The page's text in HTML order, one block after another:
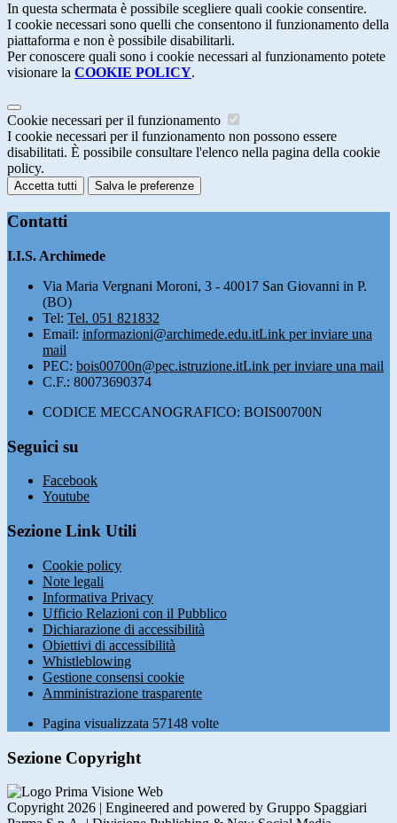
In questa schermata è possibile scegliere quali cookie consentire.
I cookie necessari sono quelli che consentono il funzionamento della
piattaforma e non è possibile disabilitarli.
Per conoscere quali sono i cookie necessari al funzionamento potete
visionare la COOKIE POLICY.
Cookie necessari per il funzionamento
I cookie necessari per il funzionamento non possono essere
disabilitati. È possibile consultare l'elenco nella pagina della cookie
policy.
Accetta tutti Salva le preferenze
Contatti
I.I.S. Archimede
Via Maria Vergnani Moroni, 3 - 40017 San Giovanni in P.
(BO)
Tel: Tel. 051 821832
Email: informazioni@archimede.edu.itLink per inviare una
mail
PEC: bois00700n@pec.istruzione.itLink per inviare una mail
C.F.: 80073690374
CODICE MECCANOGRAFICO: BOIS00700N
Seguici su
Facebook
Youtube
Sezione Link Utili
Cookie policy
Note legali
Informativa Privacy
Ufficio Relazioni con il Pubblico
Dichiarazione di accessibilità
Obiettivi di accessibilità
Whistleblowing
Gestione consensi cookie
Amministrazione trasparente
Pagina visualizzata 57148 volte
Sezione Copyright
Copyright 2026 | Engineered and powered by Gruppo Spaggiari